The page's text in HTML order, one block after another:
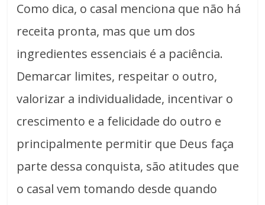
Como dica, o casal menciona que não há
receita pronta, mas que um dos
ingredientes essenciais é a paciência.
Demarcar limites, respeitar o outro,
valorizar a individualidade, incentivar o
crescimento e a felicidade do outro e
principalmente permitir que Deus faça
parte dessa conquista, são atitudes que
o casal vem tomando desde quando